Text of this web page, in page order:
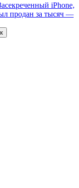
iPhone,
продан за тысяч —